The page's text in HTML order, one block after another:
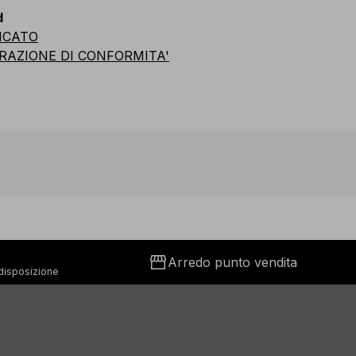
DI CONFORMITA'
storefrontArredo punto vendita